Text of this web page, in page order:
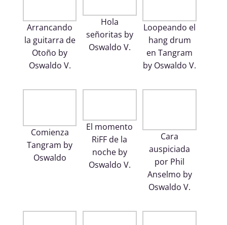
Arrancando
la guitarra de
Otoño by
Oswaldo V.
Hola
señoritas by
Oswaldo V.
Loopeando el
hang drum
en Tangram
by Oswaldo V.
Comienza
Tangram by
Oswaldo
El momento
RiFF de la
noche by
Oswaldo V.
Cara
auspiciada
por Phil
Anselmo by
Oswaldo V.